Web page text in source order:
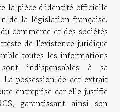
la pièce d'identité officielle
de la législation française.
commerce et des sociétés
de l'existence juridique
toutes les informations
indispensables à sa
La possession de cet extrait
entreprise car elle justifie
garantissant ainsi son